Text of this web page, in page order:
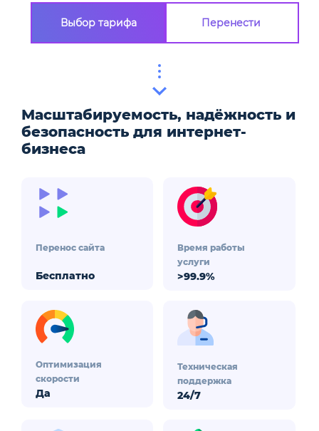
Выбор тарифа Перенести
Масштабируемость, надёжность и
безопасность для интернет-
бизнеса
Перенос сайта
Бесплатно
Время работы
услуги
>99.9%
Оптимизация
скорости
Да
Техническая
поддержка
24/7